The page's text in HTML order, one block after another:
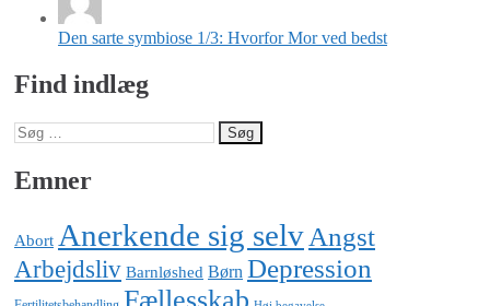
Den sarte symbiose 1/3: Hvorfor Mor ved bedst
Find indlæg
Søg
efter:
Emner
Abort Anerkende sig selv Angst
Arbejdsliv Barnløshed Børn Depression
Fællesskab